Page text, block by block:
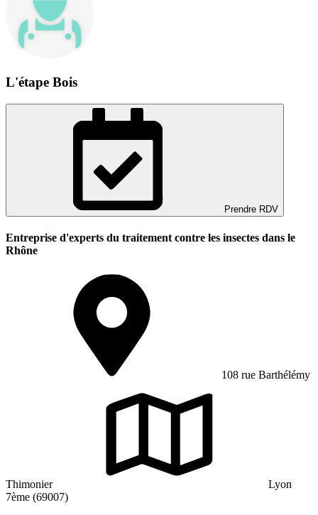
L'étape Bois
Prendre RDV
Entreprise d'experts du traitement contre les insectes dans le
Rhône
108 rue Barthélémy
Thimonier
Lyon
7ème (69007)